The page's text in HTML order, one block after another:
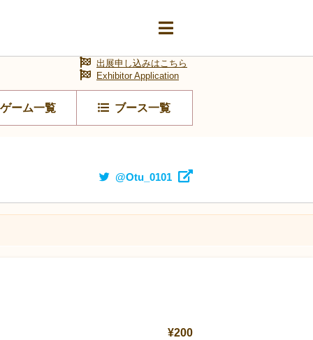
ゲーム一覧 ブース一覧
出展申し込みはこちら
Exhibitor Application
@Otu_0101
¥200